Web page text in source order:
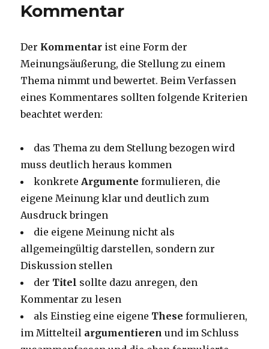
Kommentar
Der Kommentar ist eine Form der
Meinungsäußerung, die Stellung zu einem
Thema nimmt und bewertet. Beim Verfassen
eines Kommentares sollten folgende Kriterien
beachtet werden:
das Thema zu dem Stellung bezogen wird
muss deutlich heraus kommen
konkreteArgumenteformulieren, die
eigene Meinung klar und deutlich zum
Ausdruck bringen
die eigene Meinung nicht als
allgemeingültig darstellen, sondern zur
Diskussion stellen
der Titel sollte dazu anregen, den
Kommentar zu lesen
als Einstieg eine eigene Theseformulieren,
im Mittelteil argumentierenund im Schluss